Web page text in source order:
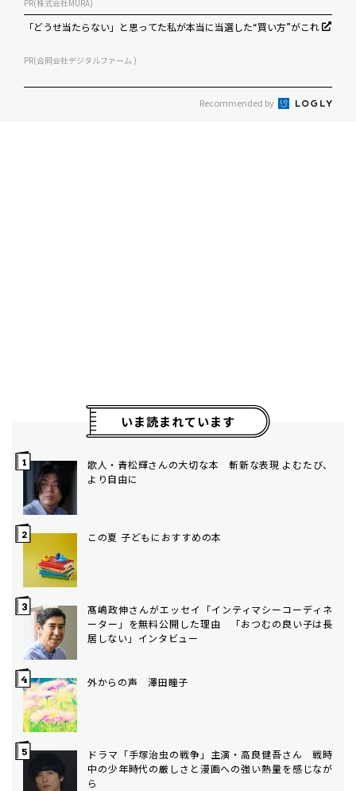
PR(株式会社MURA)
「どうせ当たらない」と思ってた私が本当に当選した“買い方”がこれ
PR(合同会社デジタルファーム )
Recommended by
いま読まれています
歌人・青松輝さんの大切な本 斬新な表現 よむたび、
より自由に
この夏 子どもにおすすめの本
髙嶋政伸さんがエッセイ「インティマシーコーディネ
ーター」を無料公開した理由 「おつむの良い子は長
居しない」インタビュー
外からの声 澤田瞳子
ドラマ「手塚治虫の戦争」主演・高良健吾さん 戦時
中の少年時代の厳しさと漫画への強い熱量を感じなが
ら